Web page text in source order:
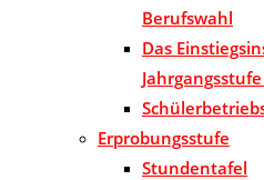
Berufswahl
Das
Erprobungsstufe
Stundentafel